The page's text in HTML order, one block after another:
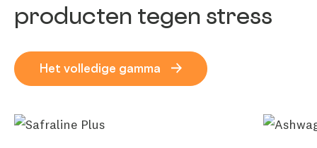
producten tegen stress
Het volledige gamma